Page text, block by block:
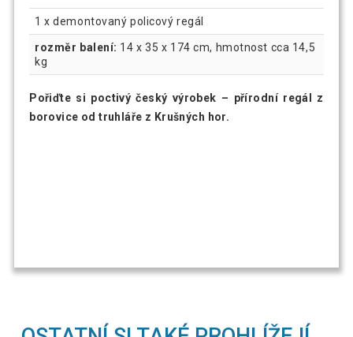
1 x demontovaný policový regál
rozměr balení: 14 x 35 x 174 cm, hmotnost cca 14,5
kg
Pořiďte si poctivý český výrobek – přírodní regál z
borovice od truhláře z Krušných hor.